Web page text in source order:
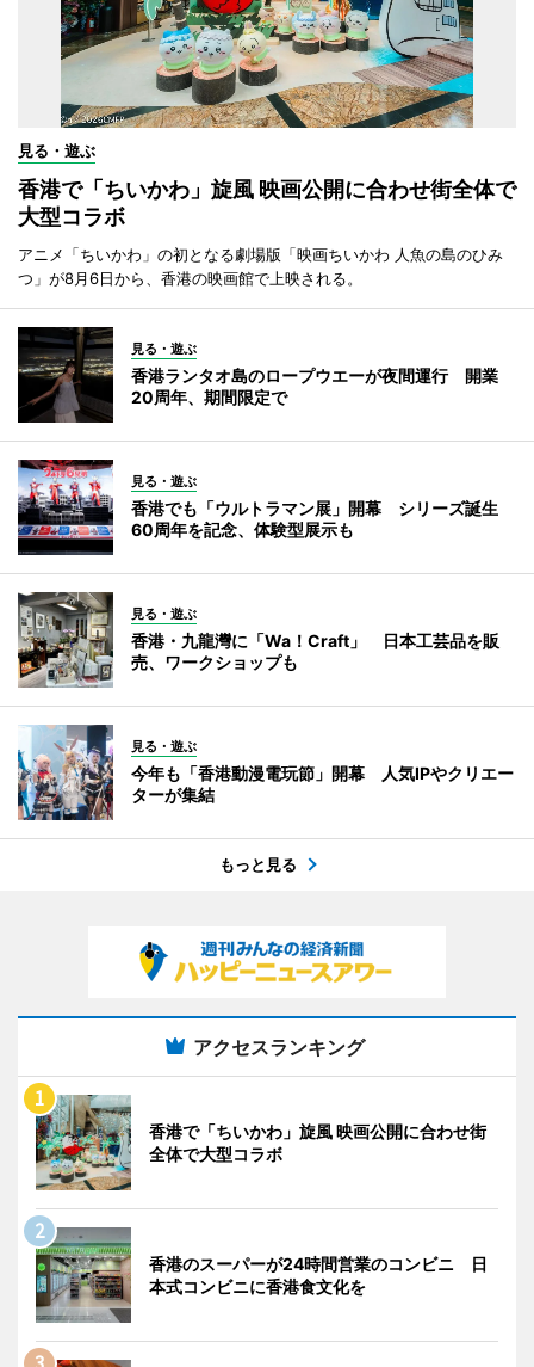
見る・遊ぶ
香港で「ちいかわ」旋風 映画公開に合わせ街全体で
大型コラボ
アニメ「ちいかわ」の初となる劇場版「映画ちいかわ 人魚の島のひみ
つ」が8月6日から、香港の映画館で上映される。
見る・遊ぶ
香港ランタオ島のロープウエーが夜間運行 開業
20周年、期間限定で
見る・遊ぶ
香港でも「ウルトラマン展」開幕 シリーズ誕生
60周年を記念、体験型展示も
見る・遊ぶ
香港・九龍灣に「Wa！Craft」 日本工芸品を販
売、ワークショップも
見る・遊ぶ
今年も「香港動漫電玩節」開幕 人気IPやクリエー
ターが集結
もっと見る
アクセスランキング
香港で「ちいかわ」旋風 映画公開に合わせ街
全体で大型コラボ
香港のスーパーが24時間営業のコンビニ 日
本式コンビニに香港食文化を